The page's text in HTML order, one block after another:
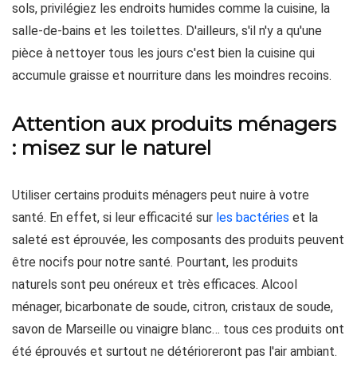
sols, privilégiez les endroits humides comme la cuisine, la
salle-de-bains et les toilettes. D'ailleurs, s'il n'y a qu'une
pièce à nettoyer tous les jours c'est bien la cuisine qui
accumule graisse et nourriture dans les moindres recoins.
Attention aux produits ménagers
: misez sur le naturel
Utiliser certains produits ménagers peut nuire à votre
santé. En effet, si leur efficacité sur les bactéries et la
saleté est éprouvée, les composants des produits peuvent
être nocifs pour notre santé. Pourtant, les produits
naturels sont peu onéreux et très efficaces. Alcool
ménager, bicarbonate de soude, citron, cristaux de soude,
savon de Marseille ou vinaigre blanc… tous ces produits ont
été éprouvés et surtout ne détérioreront pas l'air ambiant.